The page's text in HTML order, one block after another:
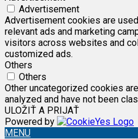
Advertisement
Advertisement cookies are
relevant ads and marketing
visitors across websites and
customized ads.
Others
Others
Other uncategorized cookies
analyzed and have not been
ULOŽIŤ A PRIJAŤ
Powered by
MENU